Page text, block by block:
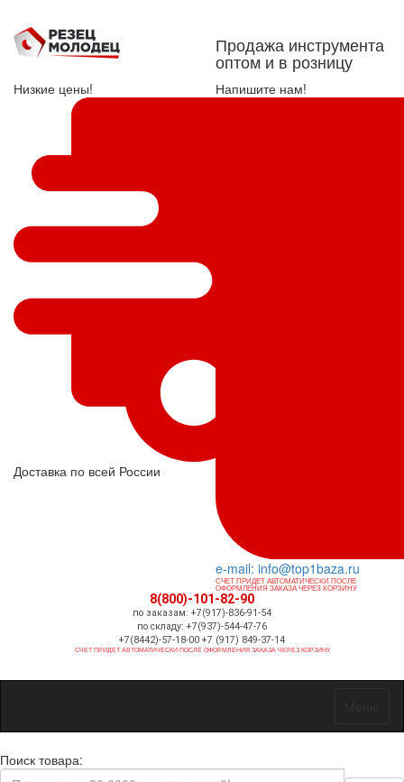
Продажа инструмента
оптом и в розницу
Низкие цены!
Доставка по всей России
Напишите нам!
e-mail: info@top1baza.ru
СЧЕТ ПРИДЕТ АВТОМАТИЧЕСКИ ПОСЛЕ
ОФОРМЛЕНИЯ ЗАКАЗА ЧЕРЕЗ КОРЗИНУ
8(800)-101-82-90
по заказам: +7(917)-836-91-54
по складу: +7(937)-544-47-76
+7(8442)-57-18-00 +7 (917) 849-37-14
СЧЕТ ПРИДЕТ АВТОМАТИЧЕСКИ ПОСЛЕ ОФОРМЛЕНИЯ ЗАКАЗА ЧЕРЕЗ КОРЗИНУ
Поиск товара: